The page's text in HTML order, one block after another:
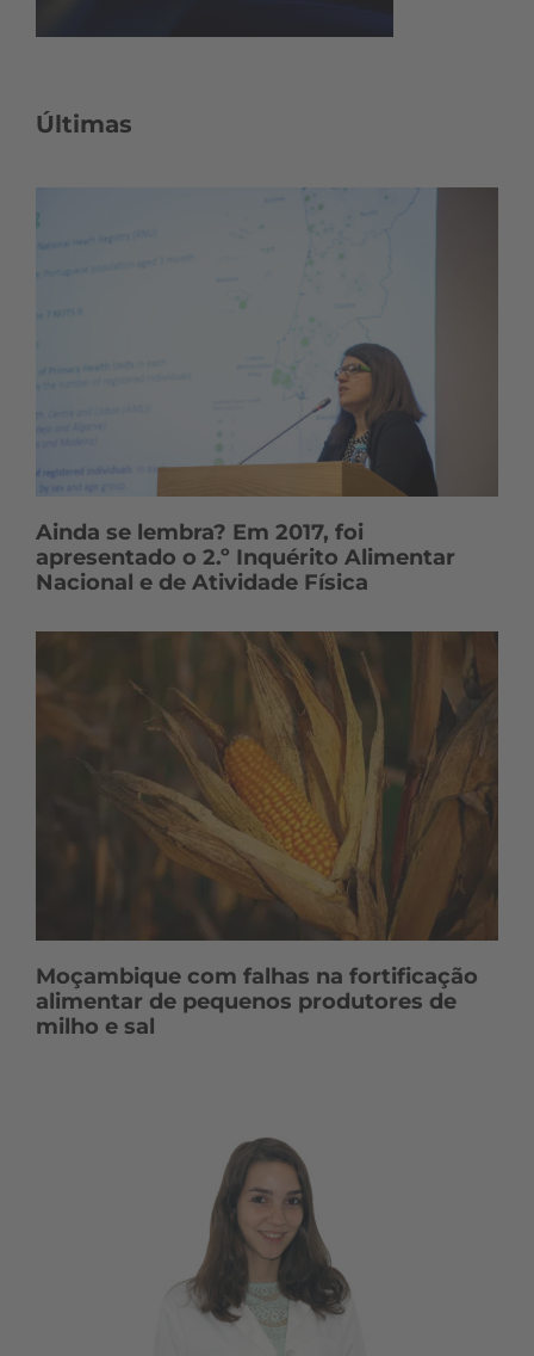
Últimas
Ainda se lembra? Em 2017, foi
apresentado o 2.º Inquérito Alimentar
Nacional e de Atividade Física
Moçambique com falhas na fortificação
alimentar de pequenos produtores de
milho e sal